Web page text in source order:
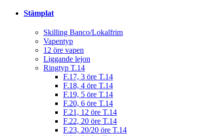
Stämplat
Skilling Banco/Lokalfrim
Vapentyp
12 öre vapen
Liggande lejon
Ringtyp T.14
F.17, 3 öre T.14
F.18, 4 öre T.14
F.19, 5 öre T.14
F.20, 6 öre T.14
F.21, 12 öre T.14
F.22, 20 öre T.14
F.23, 20/20 öre T.14